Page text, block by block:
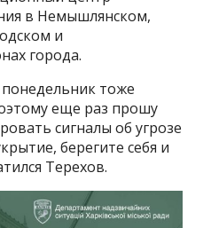
в Немышлянском,
и
города.
тоже
еще раз прошу
сигналы об угрозе
берегите себя и
Терехов.